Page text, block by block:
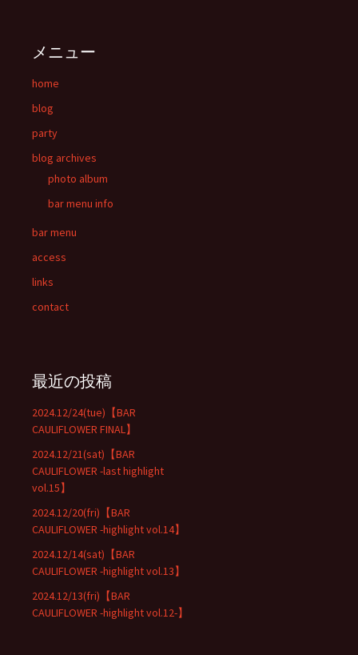
メニュー
home
blog
party
blog archives
photo album
bar menu info
bar menu
access
links
contact
最近の投稿
2024.12/24(tue)【BAR
CAULIFLOWER FINAL】
2024.12/21(sat)【BAR
CAULIFLOWER -last highlight
vol.15】
2024.12/20(fri)【BAR
CAULIFLOWER -highlight vol.14】
2024.12/14(sat)【BAR
CAULIFLOWER -highlight vol.13】
2024.12/13(fri)【BAR
CAULIFLOWER -highlight vol.12-】